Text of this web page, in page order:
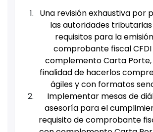
Una revisión exhaustiva por
las autoridades
requisitos para la
comprobante fiscal
complemento Carta Porte,
finalidad de hacerlos
ágiles y con formatos
Implementar mesas de
asesoría para el
requisito de comprobante